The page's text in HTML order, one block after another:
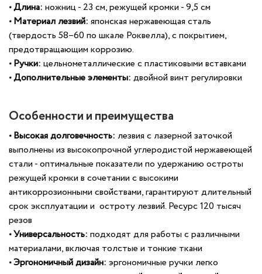
•Длина: ножниц - 23 см, режущей кромки - 9,5 см
•Материал лезвий: японская нержавеющая сталь
(твердость 58–60 по шкале Роквелла), с покрытием,
предотвращающим коррозию.
•Ручки: цельнометаллические с пластиковыми вставками
•Дополнительные элементы: двойной винт регулировки
Особенности и преимущества
• Высокая долговечность: лезвия с лазерной заточкой
выполнены из высокопрочной углеродистой нержавеющей
стали - оптимальные показатели по удержанию остроты
режущей кромки в сочетании с высокими
антикоррозионными свойствами, гарантируют длительный
срок эксплуатации и остроту лезвий. Ресурс 120 тысяч
резов
•Универсальность: подходят для работы с различными
материалами, включая толстые и тонкие ткани
• Эргономичный дизайн: эргономичные ручки легко